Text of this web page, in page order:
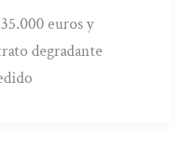
euros y
degradante